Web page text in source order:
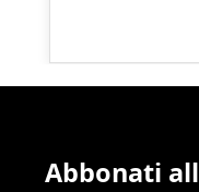
Abbonati